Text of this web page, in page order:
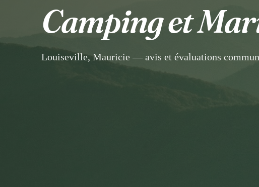
Camping et
Louiseville, Mauricie — avis et évaluations